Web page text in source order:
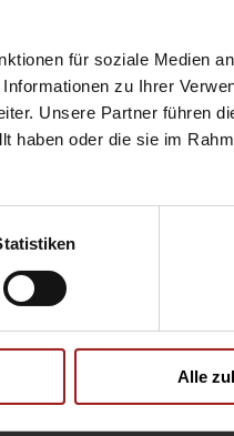
für soziale Medien
zu Ihrer
Unsere Partner führen
haben oder die sie im
Alle
|Impressum|